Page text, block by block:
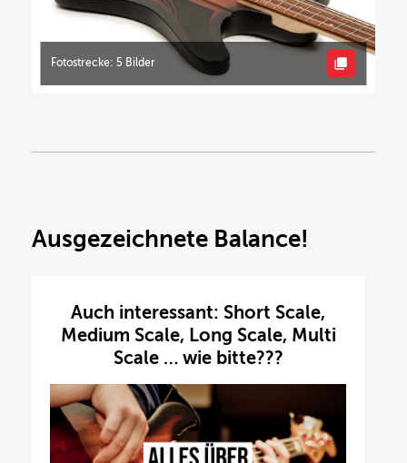
Fotostrecke: 5 Bilder
Ausgezeichnete Balance!
Auch interessant: Short Scale,
Medium Scale, Long Scale, Multi
Scale … wie bitte???